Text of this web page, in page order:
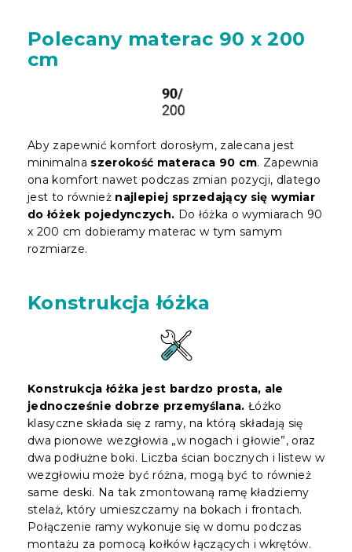
Polecany materac 90 x 200
cm
Aby zapewnić komfort dorosłym, zalecana jest
minimalna szerokość materaca 90 cm. Zapewnia
ona komfort nawet podczas zmian pozycji, dlatego
jest to również najlepiej sprzedający się wymiar
do łóżek pojedynczych. Do łóżka o wymiarach 90
x 200 cm dobieramy materac w tym samym
rozmiarze.
Konstrukcja łóżka
Konstrukcja łóżka jest bardzo prosta, ale
jednocześnie dobrze przemyślana. Łóżko
klasyczne składa się z ramy, na którą składają się
dwa pionowe wezgłowia „w nogach i głowie”, oraz
dwa podłużne boki. Liczba ścian bocznych i listew w
wezgłowiu może być różna, mogą być to również
same deski. Na tak zmontowaną ramę kładziemy
stelaż, który umieszczamy na bokach i frontach.
Połączenie ramy wykonuje się w domu podczas
montażu za pomocą kołków łączących i wkrętów.